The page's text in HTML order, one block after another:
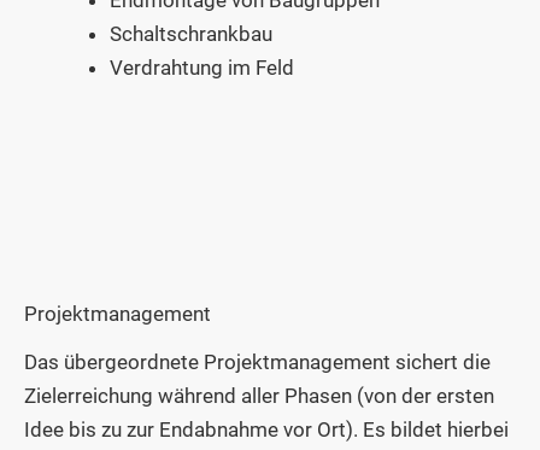
Schaltschrankbau
Verdrahtung im Feld
Projektmanagement
Das übergeordnete Projektmanagement sichert die
Zielerreichung während aller Phasen (von der ersten
Idee bis zu zur Endabnahme vor Ort). Es bildet hierbei